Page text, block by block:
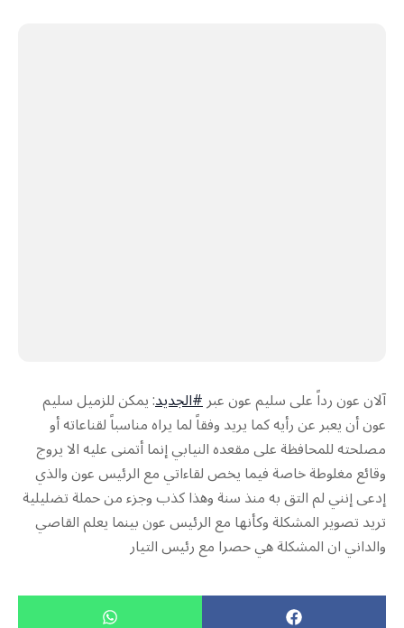
آلان عون رداً على سليم عون عبر#الجديد: يمكن للزميل سليم
عون أن يعبر عن رأيه كما يريد وفقاً لما يراه مناسباً لقناعاته أو
مصلحته للمحافظة على مقعده النيابي إنما أتمنى عليه الا يروج
وقائع مغلوطة خاصة فيما يخص لقاءاتي مع الرئيس عون والذي
إدعى إنني لم التق به منذ سنة وهذا كذب وجزء من حملة تضليلية
تريد تصوير المشكلة وكأنها مع الرئيس عون بينما يعلم القاصي
والداني ان المشكلة هي حصرا مع رئيس التيار